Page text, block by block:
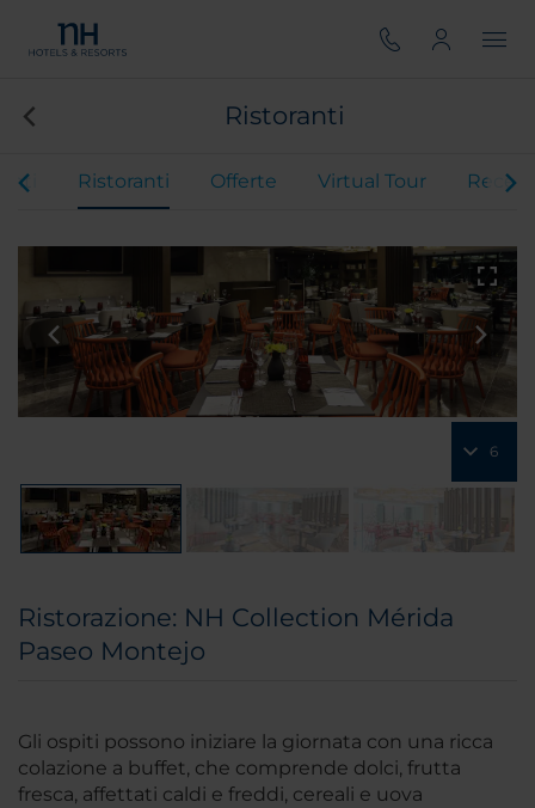
Ristoranti
Ristoranti Offerte Virtual Tour
6
Ristorazione: NH Collection Mérida
Paseo Montejo
Gli ospiti possono iniziare la giornata con una ricca
colazione a buffet, che comprende dolci, frutta
fresca, affettati caldi e freddi, cereali e uova